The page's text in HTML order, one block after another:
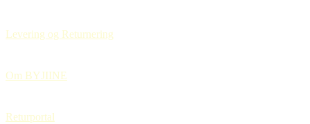
Levering og Returnering
Om BYJIINE
Returportal